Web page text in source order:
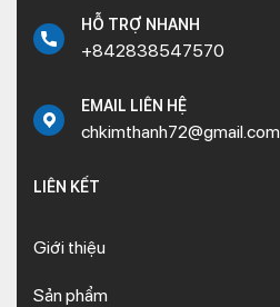
HỖ TRỢ NHANH
+842838547570
EMAIL LIÊN HỆ
chkimthanh72@gmail.com
LIÊN KẾT
Giới thiệu
Sản phẩm